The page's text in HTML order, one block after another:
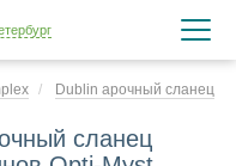
Dublin арочный сланец
сланец